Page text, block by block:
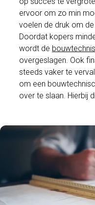
ervoor om zo min
voelen de druk om
Doordat kopers
wordt de
overgeslagen. Ook
steeds vaker te
om een
over te slaan. Hierbij